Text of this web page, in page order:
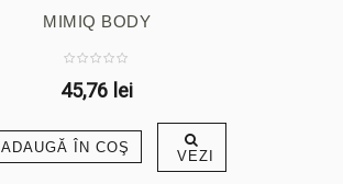
MIMIQ BODY
45,76 lei
ADAUGĂ ÎN COŞ VEZI